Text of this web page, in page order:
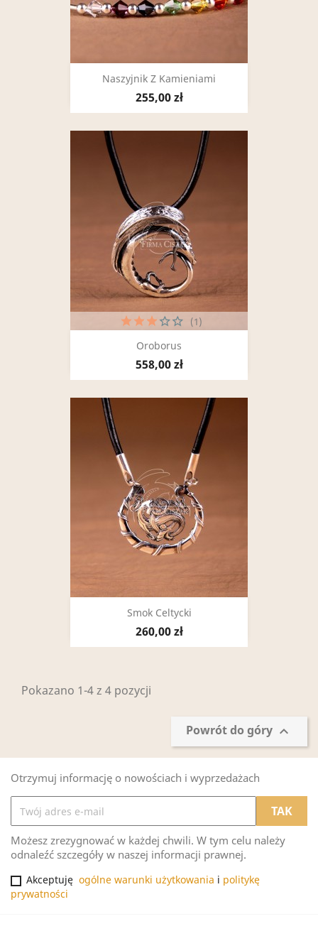
Naszyjnik Z Kamieniami
255,00 zł
Oroborus
558,00 zł
(1)
Smok Celtycki
260,00 zł
Pokazano 1-4 z 4 pozycji
Powrót do góry 
Otrzymuj informację o nowościach i wyprzedażach
Możesz zrezygnować w każdej chwili. W tym celu należy
odnaleźć szczegóły w naszej informacji prawnej.
Akceptuję ogólne warunki użytkowania i politykę
prywatności